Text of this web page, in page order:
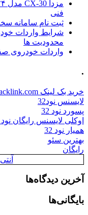
فنی
ثبت نام سامانه
شرایط واردات
محدودیت ها
واردات خودروی
.
خرید بک لینک behtarinbacklink.com
لایسنس نود32
پسورد نود 32
اوکلی لایسنس رایگان نود 32
همیار نود 32
بهترین سئو
رایگان
آخرین دیدگاه‌ها
بایگانی‌ها